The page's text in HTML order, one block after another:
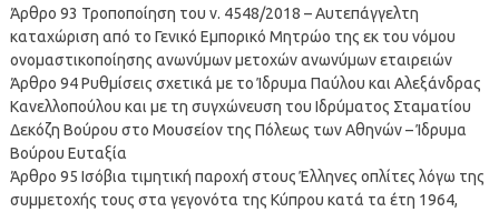
Άρθρο 93 Τροποποίηση του ν. 4548/2018 – Αυτεπάγγελτη
καταχώριση από το Γενικό Εμπορικό Μητρώο της εκ του νόμου
ονομαστικοποίησης ανωνύμων μετοχών ανωνύμων εταιρειών
Άρθρο 94 Ρυθμίσεις σχετικά με το Ίδρυμα Παύλου και Αλεξάνδρας
Κανελλοπούλου και με τη συγχώνευση του Ιδρύματος Σταματίου
Δεκόζη Βούρου στο Μουσείον της Πόλεως των Αθηνών – Ίδρυμα
Βούρου Ευταξία
Άρθρο 95 Ισόβια τιμητική παροχή στους Έλληνες οπλίτες λόγω της
συμμετοχής τους στα γεγονότα της Κύπρου κατά τα έτη 1964,